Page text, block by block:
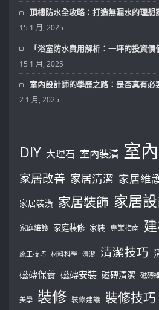
頂樓防水全攻略：打造無漏水的理想
15 1 月, 2025
「浴室防水費用解析：一坪的投資價
15 1 月, 2025
室內設計師的學歷之路：是否真有必
2 1 月, 2025
DIY 大理石 室內裝潢 室
家居改善 家居清潔 家居維
家居裝潢 家居裝飾 家居
家庭維護 家庭裝修 家裝 專業指南
施工技巧 材料科學 清潔 清潔技巧
磁磚保養 磁磚安裝 磁磚清潔 磁磚
美學 裝修 裝修建議 裝修技巧